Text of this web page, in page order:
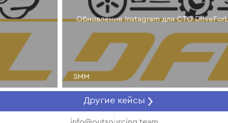
Обновление Instagram для СТО DriveForLife
Другие кейсы